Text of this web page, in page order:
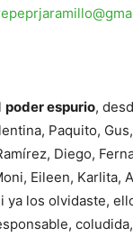
poder espurio,
Paquito,
Diego,
Eileen, Karlita,
ya los olvidaste,